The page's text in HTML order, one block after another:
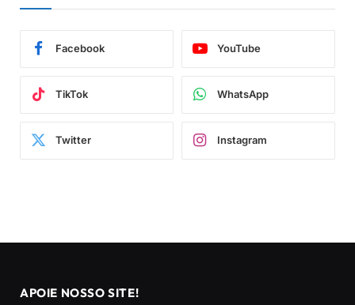
Facebook YouTube
TikTok WhatsApp
Twitter Instagram
APOIE NOSSO SITE!